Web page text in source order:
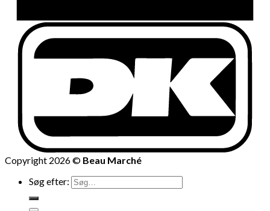
Copyright 2026 © Beau Marché
Søg efter: